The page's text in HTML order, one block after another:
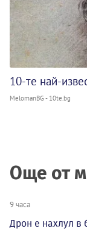
10-те най-
MelomanBG - 10te.bg
Още от
9 часа
Дрон е нахлул в